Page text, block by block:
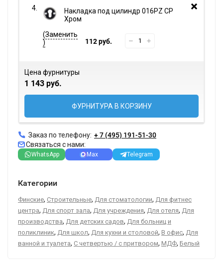
Накладка под цилиндр 016PZ CP
Хром
112 руб.
Цена фурнитуры
1 143 руб.
ФУРНИТУРА В КОРЗИНУ
Заказ по телефону: + 7 (495) 191-51-30
Связаться с нами:
WhatsApp Max Telegram
Категории
Финские, Строительные, Для стоматологии, Для фитнес
центра, Для спорт зала, Для учреждения, Для отеля, Для
производства, Для детских садов, Для больниц и
поликлиник, Для школ, Для кухни и столовой, В офис, Для
ванной и туалета, С четвертью / с притвором, МДФ, Белый